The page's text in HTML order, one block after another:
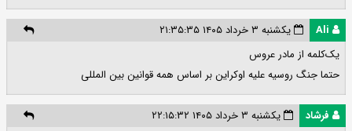
یکشنبه ۳ خرداد ۱۴۰۵ ۲۱:۳۵:۳۵
یک‌کلمه از مادر عروس
حتما جنگ روسیه علیه اوکراین بر اساس همه قوانین بین المللی
فرشاد
یکشنبه ۳ خرداد ۱۴۰۵ ۲۲:۱۵:۳۲